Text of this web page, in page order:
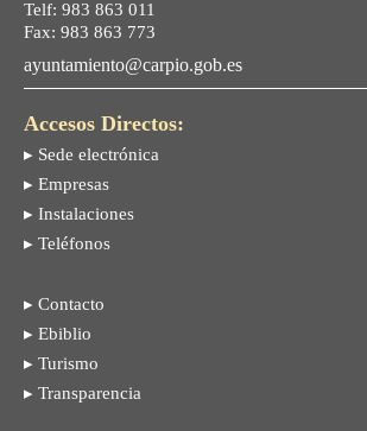
Telf: 983 863 011
Fax: 983 863 773
ayuntamiento@carpio.gob.es
Accesos Directos:
▸ Sede electrónica
▸ Empresas
▸ Instalaciones
▸ Teléfonos
▸ Contacto
▸ Ebiblio
▸ Turismo
▸ Transparencia